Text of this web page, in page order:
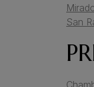
San